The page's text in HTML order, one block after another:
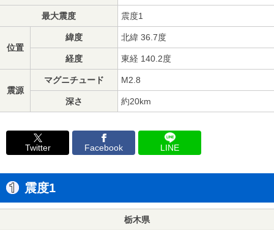
最大震度 震度1
位置
緯度 北緯 36.7度
経度 東経 140.2度
震源
マグニチュード M2.8
深さ 約20km
Twitter Facebook LINE
震度1
栃木県